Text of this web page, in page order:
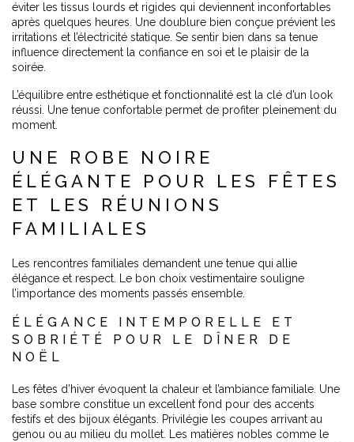
éviter les tissus lourds et rigides qui deviennent inconfortables
après quelques heures. Une doublure bien conçue prévient les
irritations et l’électricité statique. Se sentir bien dans sa tenue
influence directement la confiance en soi et le plaisir de la
soirée.
L’équilibre entre esthétique et fonctionnalité est la clé d’un look
réussi. Une tenue confortable permet de profiter pleinement du
moment.
UNE ROBE NOIRE
ÉLÉGANTE POUR LES FÊTES
ET LES RÉUNIONS
FAMILIALES
Les rencontres familiales demandent une tenue qui allie
élégance et respect. Le bon choix vestimentaire souligne
l’importance des moments passés ensemble.
ÉLÉGANCE INTEMPORELLE ET
SOBRIÉTÉ POUR LE DÎNER DE
NOËL
Les fêtes d’hiver évoquent la chaleur et l’ambiance familiale. Une
base sombre constitue un excellent fond pour des accents
festifs et des bijoux élégants. Privilégie les coupes arrivant au
genou ou au milieu du mollet. Les matières nobles comme le